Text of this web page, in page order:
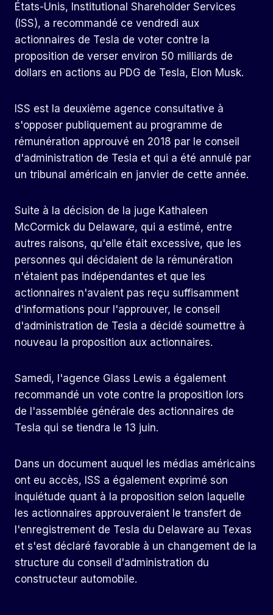
États-Unis, Institutional Shareholder Services
(ISS), a recommandé ce vendredi aux
actionnaires de Tesla de voter contre la
proposition de verser environ 50 milliards de
dollars en actions au PDG de Tesla, Elon Musk.
ISS est la deuxième agence consultative à
s'opposer publiquement au programme de
rémunération approuvé en 2018 par le conseil
d'administration de Tesla et qui a été annulé par
un tribunal américain en janvier de cette année.
Suite à la décision de la juge Kathaleen
McCormick du Delaware, qui a estimé, entre
autres raisons, qu'elle était excessive, que les
personnes qui décidaient de la rémunération
n'étaient pas indépendantes et que les
actionnaires n'avaient pas reçu suffisamment
d'informations pour l'approuver, le conseil
d'administration de Tesla a décidé soumettre à
nouveau la proposition aux actionnaires.
Samedi, l'agence Glass Lewis a également
recommandé un vote contre la proposition lors
de l'assemblée générale des actionnaires de
Tesla qui se tiendra le 13 juin.
Dans un document auquel les médias américains
ont eu accès, ISS a également exprimé son
inquiétude quant à la proposition selon laquelle
les actionnaires approuveraient le transfert de
l'enregistrement de Tesla du Delaware au Texas
et s'est déclaré favorable à un changement de la
structure du conseil d'administration du
constructeur automobile.